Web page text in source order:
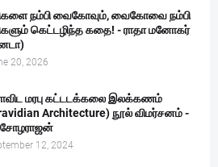
நம்பி வைகோவும், வைகோவை நம்பி
கெட்டழிந்த கதை! - ராதா மனோகர்
20, 2026
மரபு கட்டடக்கலை இலக்கணம்
Architecture) நூல் விமர்சனம் -
12, 2024